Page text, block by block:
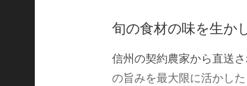
旬の食材の味を生か
信州の契約農家から直送
の旨みを最大限に活かし